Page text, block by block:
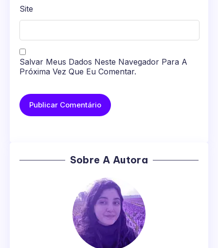
Site
Salvar Meus Dados Neste Navegador Para A
Próxima Vez Que Eu Comentar.
Sobre A Autora